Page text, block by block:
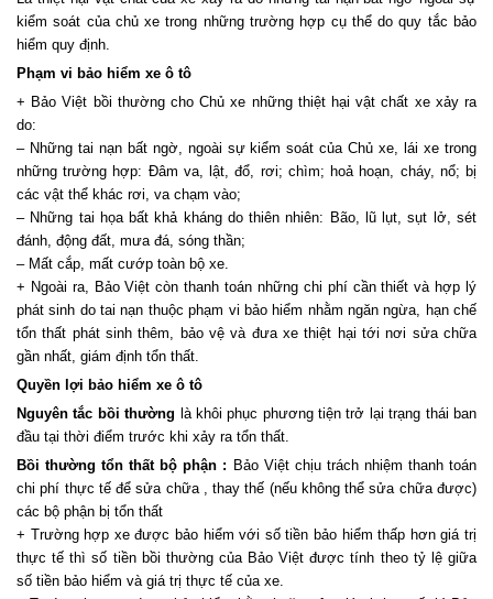
kiểm soát của chủ xe trong những trường hợp cụ thể do quy tắc bảo
hiểm quy định.
Phạm vi bảo hiểm xe ô tô
+ Bảo Việt bồi thường cho Chủ xe những thiệt hại vật chất xe xảy ra
do:
– Những tai nạn bất ngờ, ngoài sự kiểm soát của Chủ xe, lái xe trong
những trường hợp: Đâm va, lật, đổ, rơi; chìm; hoả hoạn, cháy, nổ; bị
các vật thể khác rơi, va chạm vào;
– Những tai họa bất khả kháng do thiên nhiên: Bão, lũ lụt, sụt lở, sét
đánh, động đất, mưa đá, sóng thần;
– Mất cắp, mất cướp toàn bộ xe.
+ Ngoài ra, Bảo Việt còn thanh toán những chi phí cần thiết và hợp lý
phát sinh do tai nạn thuộc phạm vi bảo hiểm nhằm ngăn ngừa, hạn chế
tổn thất phát sinh thêm, bảo vệ và đưa xe thiệt hại tới nơi sửa chữa
gần nhất, giám định tổn thất.
Quyền lợi bảo hiểm xe ô tô
Nguyên tắc bồi thường là khôi phục phương tiện trở lại trạng thái ban
đầu tại thời điểm trước khi xảy ra tổn thất.
Bồi thường tổn thất bộ phận : Bảo Việt chịu trách nhiệm thanh toán
chi phí thực tế để sửa chữa , thay thế (nếu không thể sửa chữa được)
các bộ phận bị tổn thất
+ Trường hợp xe được bảo hiểm với số tiền bảo hiểm thấp hơn giá trị
thực tế thì số tiền bồi thường của Bảo Việt được tính theo tỷ lệ giữa
số tiền bảo hiểm và giá trị thực tế của xe.